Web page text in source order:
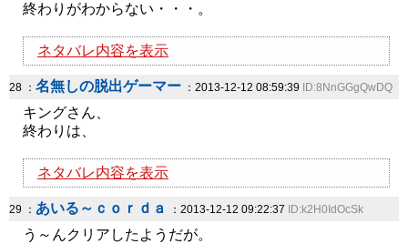
終わりがわからない・・・。
ネタバレ内容を表示
28 ： 名無しの脱出ゲーマー ：2013-12-12 08:59:39 ID:8NnGGgQwDQ
キングさん、
終わりは、
ネタバレ内容を表示
29 ： あいる～ｃｏｒｄａ ：2013-12-12 09:22:37 ID:k2H0IdOcSk
う～んクリアしたようだが。